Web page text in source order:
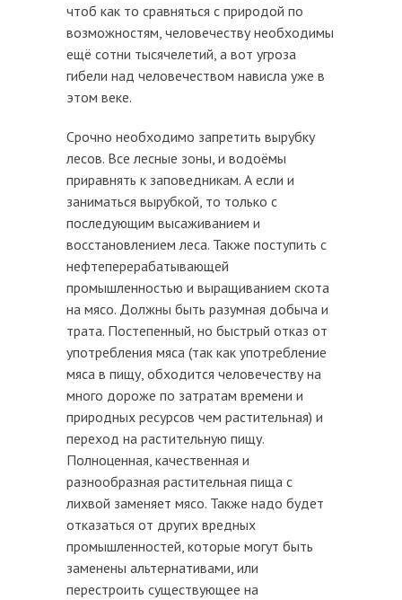
чтоб как то сравняться с природой по
возможностям, человечеству необходимы
ещё сотни тысячелетий, а вот угроза
гибели над человечеством нависла уже в
этом веке.
Срочно необходимо запретить вырубку
лесов. Все лесные зоны, и водоёмы
приравнять к заповедникам. А если и
заниматься вырубкой, то только с
последующим высаживанием и
восстановлением леса. Также поступить с
нефтеперерабатывающей
промышленностью и выращиванием скота
на мясо. Должны быть разумная добыча и
трата. Постепенный, но быстрый отказ от
употребления мяса (так как употребление
мяса в пищу, обходится человечеству на
много дороже по затратам времени и
природных ресурсов чем растительная) и
переход на растительную пищу.
Полноценная, качественная и
разнообразная растительная пища с
лихвой заменяет мясо. Также надо будет
отказаться от других вредных
промышленностей, которые могут быть
заменены альтернативами, или
перестроить существующее на